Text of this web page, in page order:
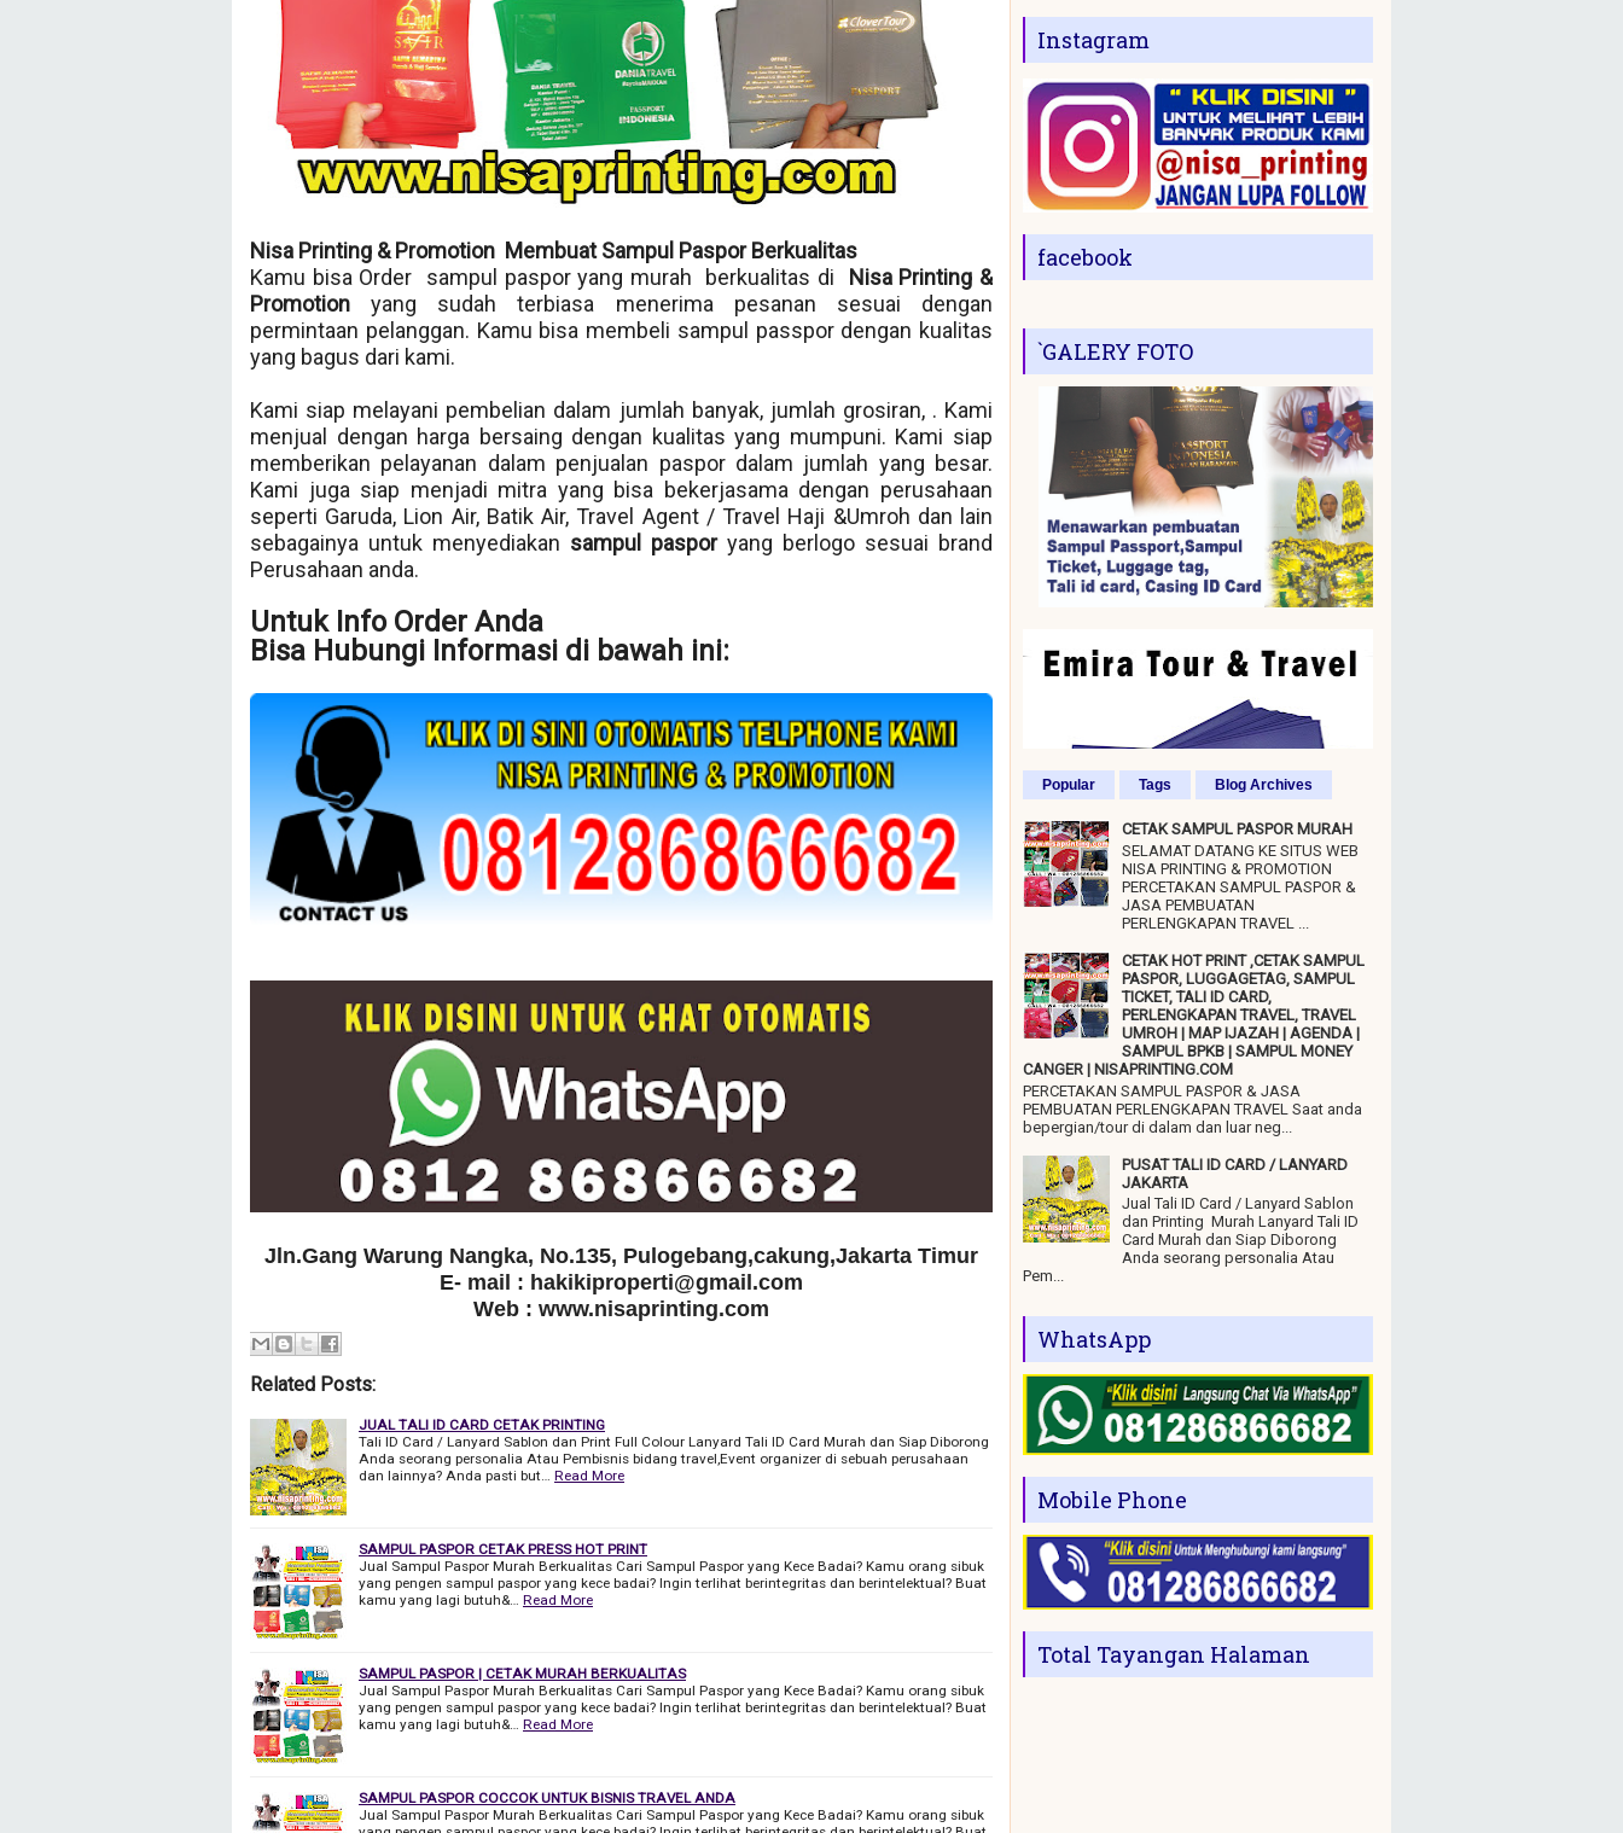
Nisa Printing & Promotion Membuat Sampul Paspor Berkualitas
Kamu bisa Order sampul paspor yang murah berkualitas di
Nisa Printing &
Promotionyang sudah terbiasa menerima pesanan sesuai dengan
permintaan pelanggan. Kamu bisa membeli sampul passpor dengan kualitas
yang bagus dari kami.
Kami siap melayani pembelian dalam jumlah banyak, jumlah grosiran, . Kami
menjual dengan harga bersaing dengan kualitas yang mumpuni. Kami siap
memberikan pelayanan dalam penjualan paspor dalam jumlah yang besar.
Kami juga siap menjadi mitra yang bisa bekerjasama dengan perusahaan
seperti Garuda, Lion Air, Batik Air, Travel Agent / Travel Haji &Umroh dan lain
sebagainya untuk menyediakan sampul paspor yang berlogo sesuai brand
Perusahaan anda.
Untuk Info Order Anda
Bisa Hubungi Informasi di bawah ini:
Jln.Gang Warung Nangka, No.135, Pulogebang,cakung,Jakarta Timur
E- mail : hakikiproperti@gmail.com
Web : www.nisaprinting.com
Related Posts:
JUAL TALI ID CARD CETAK PRINTING
Tali ID Card / Lanyard Sablon dan Print Full Colour Lanyard Tali ID Card Murah dan Siap Diborong
Anda seorang personalia Atau Pembisnis bidang travel,Event organizer di sebuah perusahaan
dan lainnya? Anda pasti but…
Read More
SAMPUL PASPOR CETAK PRESS HOT PRINT
Jual Sampul Paspor Murah Berkualitas Cari Sampul Paspor yang Kece Badai? Kamu orang sibuk
yang pengen sampul paspor yang kece badai? Ingin terlihat berintegritas dan berintelektual? Buat
kamu yang lagi butuh&…
Read More
SAMPUL PASPOR | CETAK MURAH BERKUALITAS
Jual Sampul Paspor Murah Berkualitas Cari Sampul Paspor yang Kece Badai? Kamu orang sibuk
yang pengen sampul paspor yang kece badai? Ingin terlihat berintegritas dan berintelektual? Buat
kamu yang lagi butuh&…
Read More
SAMPUL PASPOR COCCOK UNTUK BISNIS TRAVEL ANDA
Jual Sampul Paspor Murah Berkualitas Cari Sampul Paspor yang Kece Badai? Kamu orang sibuk
Instagram
facebook
`GALERY FOTO
Popular Tags Blog Archives
CETAK SAMPUL PASPOR MURAH
SELAMAT DATANG KE SITUS WEB
NISA PRINTING & PROMOTION
PERCETAKAN SAMPUL PASPOR &
JASA PEMBUATAN
PERLENGKAPAN TRAVEL ...
CETAK HOT PRINT ,CETAK SAMPUL
PASPOR, LUGGAGETAG, SAMPUL
TICKET, TALI ID CARD,
PERLENGKAPAN TRAVEL, TRAVEL
UMROH | MAP IJAZAH | AGENDA |
SAMPUL BPKB | SAMPUL MONEY
CANGER | NISAPRINTING.COM
PERCETAKAN SAMPUL PASPOR & JASA
PEMBUATAN PERLENGKAPAN TRAVEL Saat anda
bepergian/tour di dalam dan luar neg...
PUSAT TALI ID CARD / LANYARD
JAKARTA
Jual Tali ID Card / Lanyard Sablon
dan Printing Murah Lanyard Tali ID
Card Murah dan Siap Diborong
Anda seorang personalia Atau
Pem...
WhatsApp
Mobile Phone
Total Tayangan Halaman